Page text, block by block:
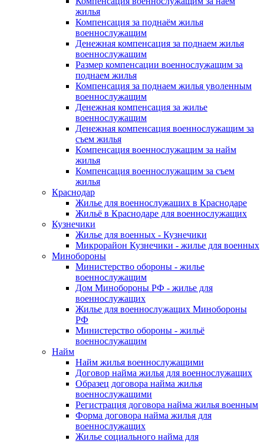
жилья
Компенсация за поднаём жилья
военнослужащим
Денежная компенсация за поднаем жилья
военнослужащим
Размер компенсации военнослужащим за
поднаем жилья
Компенсация за поднаем жилья уволенным
военнослужащим
Денежная компенсация за жилье
военнослужащим
Денежная компенсация военнослужащим за
съем жилья
Компенсация военнослужащим за найм
жилья
Компенсация военнослужащим за съем
жилья
Краснодар
Жилье для военнослужащих в Краснодаре
Жильё в Краснодаре для военнослужащих
Кузнечики
Жилье для военных - Кузнечики
Микрорайон Кузнечики - жилье для военных
Минобороны
Министерство обороны - жилье
военнослужащим
Дом Минобороны РФ - жилье для
военнослужащих
Жилье для военнослужащих Минобороны
РФ
Министерство обороны - жильё
военнослужащим
Найм
Найм жилья военнослужащими
Договор найма жилья для военнослужащих
Образец договора найма жилья
военнослужащими
Регистрация договора найма жилья военным
Форма договора найма жилья для
военнослужащих
Жилье социального найма для